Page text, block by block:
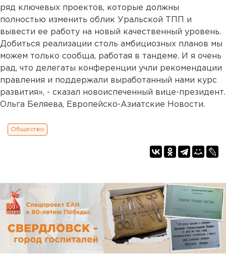
ряд ключевых проектов, которые должны
полностью изменить облик Уральской ТПП и
вывести ее работу на новый качественный уровень.
Добиться реализации столь амбициозных планов мы
можем только сообща, работая в тандеме. И я очень
рад, что делегаты конференции учли рекомендации
правления и поддержали выработанный нами курс
развития», - сказал новоиспеченный вице-президент.
Ольга Беляева, Европейско-Азиатские Новости.
Общество